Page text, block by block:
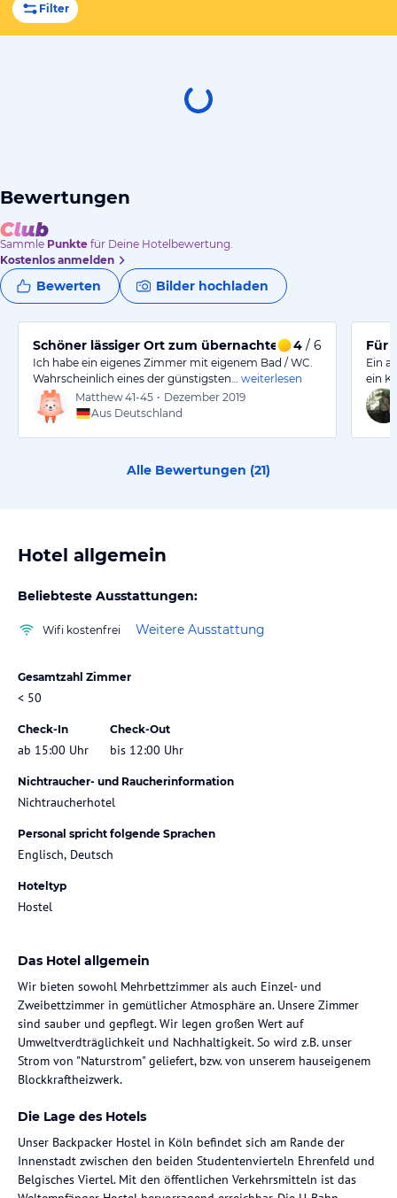
Filter
Bewertungen
Sammle Punkte für Deine Hotelbewertung.
Kostenlos anmelden
Bewerten Bilder hochladen
Schöner lässiger Ort zum übernachten.4 / 6
Ich habe ein eigenes Zimmer mit eigenem Bad / WC.
Wahrscheinlich eines der günstigsten…
weiterlesen
Matthew41-45 • Dezember 2019
Aus Deutschland
Für
Ein
ein
Alle Bewertungen (21)
Hotel allgemein
Beliebteste Ausstattungen:
Wifi kostenfrei Weitere Ausstattung
Gesamtzahl Zimmer
< 50
Check-In
ab 15:00 Uhr
Check-Out
bis 12:00 Uhr
Nichtraucher- und Raucherinformation
Nichtraucherhotel
Personal spricht folgende Sprachen
Englisch, Deutsch
Hoteltyp
Hostel
Das Hotel allgemein
Wir bieten sowohl Mehrbettzimmer als auch Einzel- und
Zweibettzimmer in gemütlicher Atmosphäre an. Unsere Zimmer
sind sauber und gepflegt. Wir legen großen Wert auf
Umweltverdträglichkeit und Nachhaltigkeit. So wird z.B. unser
Strom von "Naturstrom" geliefert, bzw. von unserem hauseigenem
Blockkraftheizwerk.
Die Lage des Hotels
Unser Backpacker Hostel in Köln befindet sich am Rande der
Innenstadt zwischen den beiden Studentenvierteln Ehrenfeld und
Belgisches Viertel. Mit den öffentlichen Verkehrsmitteln ist das